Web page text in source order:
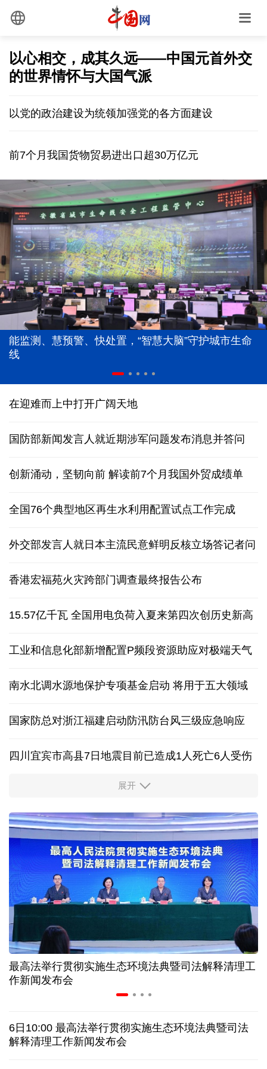
以心相交，成其久远——中国元首外交
的世界情怀与大国气派
以党的政治建设为统领加强党的各方面建设
前7个月我国货物贸易进出口超30万亿元
能监测、慧预警、快处置，“智慧大脑”守护城市生命
线
在迎难而上中打开广阔天地
国防部新闻发言人就近期涉军问题发布消息并答问
创新涌动，坚韧向前 解读前7个月我国外贸成绩单
全国76个典型地区再生水利用配置试点工作完成
外交部发言人就日本主流民意鲜明反核立场答记者问
香港宏福苑火灾跨部门调查最终报告公布
15.57亿千瓦 全国用电负荷入夏来第四次创历史新高
工业和信息化部新增配置P频段资源助应对极端天气
南水北调水源地保护专项基金启动 将用于五大领域
国家防总对浙江福建启动防汛防台风三级应急响应
四川宜宾市高县7日地震目前已造成1人死亡6人受伤
四个关键词解读中国经济韧性
球票撬动全城消费 赛事经济如何将"流量"变"增量"
第五届数贸会将首设Token专区 探索算力贸易新路径
北京：非京籍家庭购房社保个税缴纳年限下调为一年
近346亿元 广东电网交出上半年投资建设亮眼答卷
31省份上半年外贸成绩单出炉 见证产业提质跃迁
俄黑客称获取北约直接参与袭击俄领土的书面证据
展开
最高法举行贯彻实施生态环境法典暨司法解释清理工
作新闻发布会
6日10:00 最高法举行贯彻实施生态环境法典暨司法
解释清理工作新闻发布会